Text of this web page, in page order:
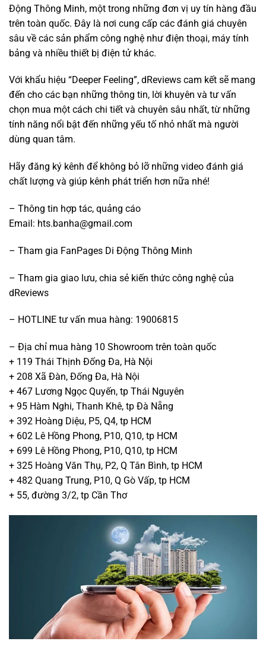
Động Thông Minh, một trong những đơn vị uy tín hàng đầu
trên toàn quốc. Đây là nơi cung cấp các đánh giá chuyên
sâu về các sản phẩm công nghệ như điện thoại, máy tính
bảng và nhiều thiết bị điện tử khác.
Với khẩu hiệu “Deeper Feeling”, dReviews cam kết sẽ mang
đến cho các bạn những thông tin, lời khuyên và tư vấn
chọn mua một cách chi tiết và chuyên sâu nhất, từ những
tính năng nổi bật đến những yếu tố nhỏ nhất mà người
dùng quan tâm.
Hãy đăng ký kênh để không bỏ lỡ những video đánh giá
chất lượng và giúp kênh phát triển hơn nữa nhé!
– Thông tin hợp tác, quảng cáo
Email: hts.banha@gmail.com
– Tham gia FanPages Di Động Thông Minh
– Tham gia giao lưu, chia sẻ kiến thức công nghệ của
dReviews
– HOTLINE tư vấn mua hàng: 19006815
– Địa chỉ mua hàng 10 Showroom trên toàn quốc
+ 119 Thái Thịnh Đống Đa, Hà Nội
+ 208 Xã Đàn, Đống Đa, Hà Nội
+ 467 Lương Ngọc Quyến, tp Thái Nguyên
+ 95 Hàm Nghi, Thanh Khê, tp Đà Nẵng
+ 392 Hoàng Diệu, P5, Q4, tp HCM
+ 602 Lê Hồng Phong, P10, Q10, tp HCM
+ 699 Lê Hồng Phong, P10, Q10, tp HCM
+ 325 Hoàng Văn Thụ, P2, Q Tân Bình, tp HCM
+ 482 Quang Trung, P10, Q Gò Vấp, tp HCM
+ 55, đường 3/2, tp Cần Thơ